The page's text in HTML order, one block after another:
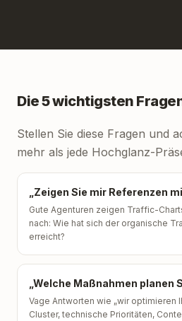
Die 5 wichtigsten
Stellen Sie diese Fragen und
mehr als jede Hochglanz-
„Zeigen Sie mir Referenzen
Gute Agenturen zeigen Traffic-
nach: Wie hat sich der organische
erreicht?
„Welche Maßnahmen planen
Vage Antworten wie „wir optimieren
Cluster, technische Prioritäten,